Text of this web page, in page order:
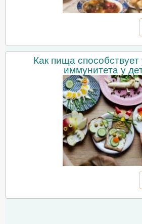
Как пища
иммунитета у